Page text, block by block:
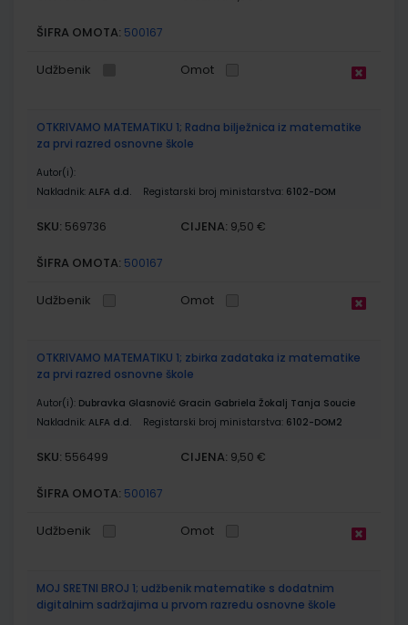
ŠIFRA OMOTA: 500167
Udžbenik Omot
OTKRIVAMO MATEMATIKU 1; Radna bilježnica iz matematike
za prvi razred osnovne škole
Autor(i):
Nakladnik: ALFA d.d. Registarski broj ministarstva: 6102-DOM
SKU: 569736 CIJENA: 9,50 €
ŠIFRA OMOTA: 500167
Udžbenik Omot
OTKRIVAMO MATEMATIKU 1; zbirka zadataka iz matematike
za prvi razred osnovne škole
Autor(i): Dubravka Glasnović Gracin Gabriela Žokalj Tanja Soucie
Nakladnik: ALFA d.d. Registarski broj ministarstva: 6102-DOM2
SKU: 556499 CIJENA: 9,50 €
ŠIFRA OMOTA: 500167
Udžbenik Omot
MOJ SRETNI BROJ 1; udžbenik matematike s dodatnim
digitalnim sadržajima u prvom razredu osnovne škole